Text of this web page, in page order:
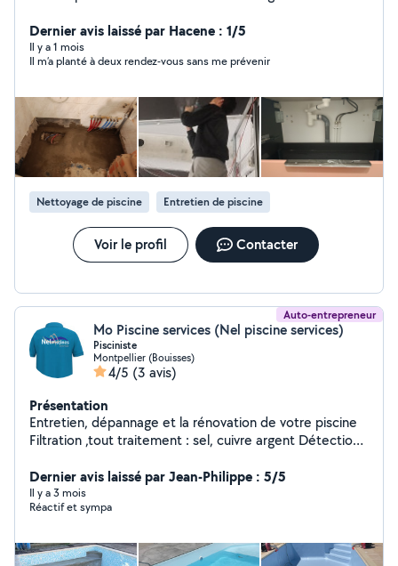
Dernier avis laissé par Hacene : 1/5
Il y a 1 mois
Il m’a planté à deux rendez-vous sans me prévenir
Nettoyage de piscine Entretien de piscine
Voir le profil Contacter
Auto-entrepreneur
Mo Piscine services (Nel piscine services)
Pisciniste
Montpellier (Bouisses)
4/5 (3 avis)
Présentation
Entretien, dépannage et la rénovation de votre piscine
Filtration ,tout traitement : sel, cuivre argent Détection
réfection des joints remplacement des pièces à sceller :
skimmers , projecteurs
Dernier avis laissé par Jean-Philippe : 5/5
Il y a 3 mois
Réactif et sympa